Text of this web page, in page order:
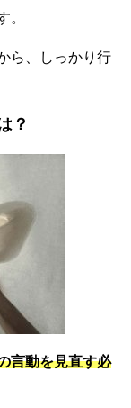
。
ら、しっかり行
？
言動を見直す必